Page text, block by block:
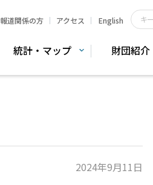
報道関係の方 アクセス English
統計・マップ 財団紹介
2024年9月11日